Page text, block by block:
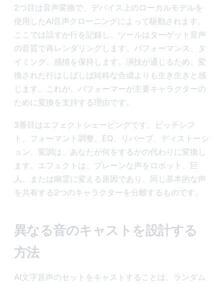
2つ目は音声変換で、デバイス上のローカルモデルを
使用したAI音声クローニングによって駆動されます。
ここでは話すか行を記録し、ツールはターゲット音声
の音質で再レンダリングします。パフォーマンス、タ
イミング、感情を保持します。演技が通じるため、変
換された行はしばしば純粋な合成よりも生き生きと感
じます。これが、パフォーマーが主要キャラクターの
ために変換を支持する理由です。
3番目はエフェクトシェーピングです。ピッチシフ
ト、フォーマント調整、EQ、リバーブ、ディストーシ
ョン、変調は、あなたが何をするかの代わりに変換し
ます。エフェクトは、プレーンな声をロボット、巨
人、または幽霊に変える原因であり、同じ基本的な声
を共有する2つのキャラクターを分離するものです。
異なる音のキャストを設計する
方法
AI文字音声のセットをキャストすることは、ランダム